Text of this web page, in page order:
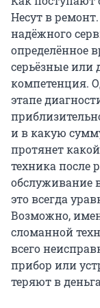
Несут в
надёжного
определённое
серьёзные или
компетенция.
этапе
и в какую
протянет
техника после
обслуживание
это всегда
Возможно,
сломанной
всего
прибор или
теряют в